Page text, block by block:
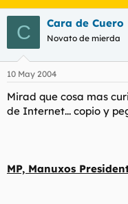
i
c
i
a
d
o
d
e
m
a
h
a
e
i
c
C Cara de Cuero
Novato de mierda
10 May 2004
Mirad que cosa mas
de Internet... copio y
MP, Manuxos